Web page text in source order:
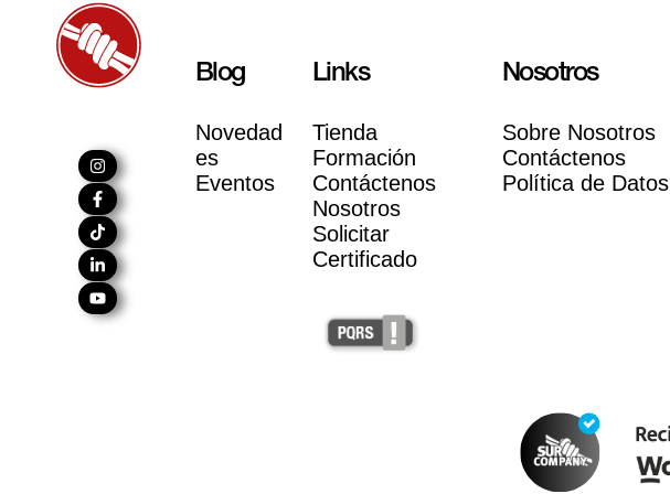
Blog
Novedad
es
Eventos
Links
Tienda
Formación
Contáctenos
Nosotros
Solicitar
Certificado
Nosotros
Sobre Nosotros
Contáctenos
Política de Datos